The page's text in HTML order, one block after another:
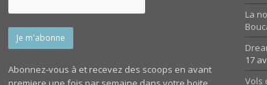
Abonnez-vous à et recevez des scoops en avant
La
17
Vols